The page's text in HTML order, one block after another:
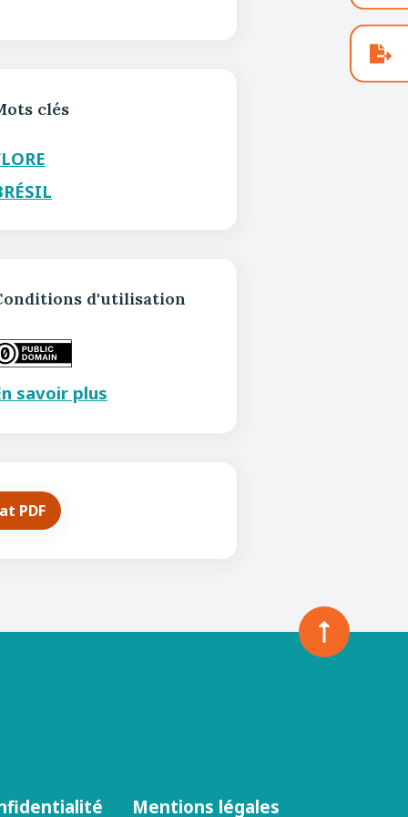
clés
d'utilisation
savoir plus
PDF
Mentions légales